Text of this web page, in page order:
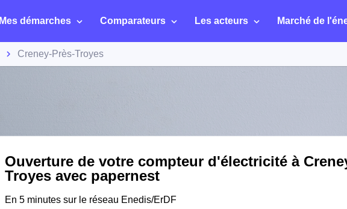
Mes démarches Comparateurs Les acteurs Marché de
Creney-Près-Troyes